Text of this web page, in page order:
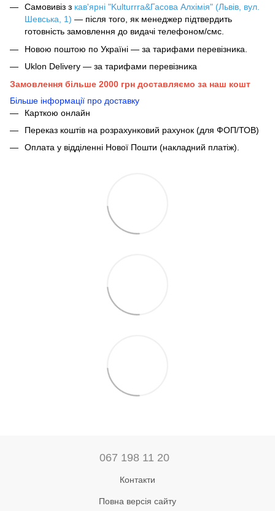
Самовивіз з кав'ярні "Kulturrra&Гасова Алхімія" (Львів, вул.
Шевська, 1) — після того, як менеджер підтвердить
готовність замовлення до видачі телефоном/смс.
Новою поштою по Україні — за тарифами перевізника.
Uklon Delivery — за тарифами перевізника
Замовлення більше 2000 грн доставляємо за наш кошт
Більше інформації про доставку
Карткою онлайн
Переказ коштів на розрахунковий рахунок (для ФОП/ТОВ)
Оплата у відділенні Нової Пошти (накладний платіж).
067 198 11 20
Контакти
Повна версія сайту